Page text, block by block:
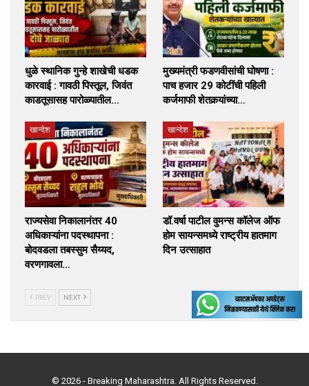
धुळे स्थानिक गुन्हे शाखेची धडक
कारवाई : गावठी पिस्तूल, जिवंत
काडतूसासह पारोळ्यातील…
मुख्यमंत्री फडणवीसांची घोषणा :
पाच हजार 29 कोटींची पहिली
कर्जमाफी शेतकर्‍यांच्या…
खान्देश
राज्यसेवा निकालानंतर 40
अधिकाऱ्यांना पदस्थापना :
बोदवडला तबस्सुम सैय्यद,
वरणगावला…
खान्देश
डॉ.वर्षा पाटील वुमन्स कॉलेज ऑफ
होम सायन्समध्ये राष्ट्रीय हातमाग
दिन उत्साहात
PREV NEXT
© 2026 - Breaking Maharashtra. All Rights Reserved.